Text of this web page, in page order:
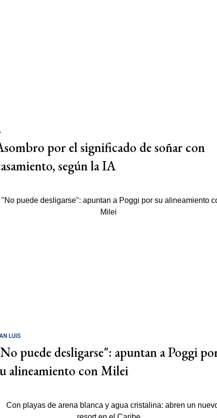
por el significado de soñar con
según la IA
LUIS
puede desligarse": apuntan a Poggi
alineamiento con Milei